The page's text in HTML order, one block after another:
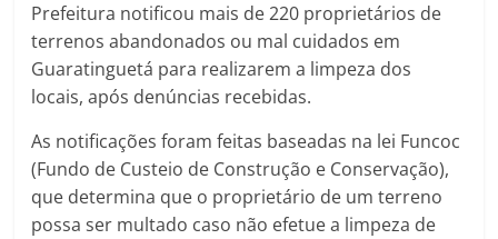
Prefeitura notificou mais de 220 proprietários de
terrenos abandonados ou mal cuidados em
Guaratinguetá para realizarem a limpeza dos
locais, após denúncias recebidas.
As notificações foram feitas baseadas na lei Funcoc
(Fundo de Custeio de Construção e Conservação),
que determina que o proprietário de um terreno
possa ser multado caso não efetue a limpeza de